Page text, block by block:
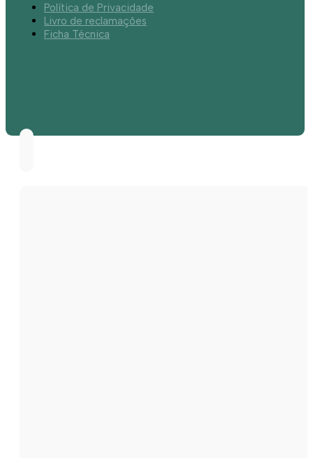
Política de Privacidade
Livro de reclamações
Ficha Técnica